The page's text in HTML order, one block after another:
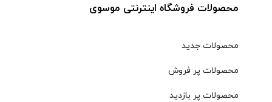
محصولات فروشگاه اینترنتی موسوی
محصولات جدید
محصولات پر فروش
محصولات پر بازدید